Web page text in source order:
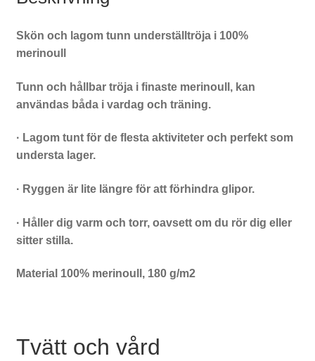
Skön och lagom tunn underställtröja i 100%
merinoull
Tunn och hållbar tröja i finaste merinoull, kan
användas båda i vardag och träning.
· Lagom tunt för de flesta aktiviteter och perfekt som
understa lager.
· Ryggen är lite längre för att förhindra glipor.
· Håller dig varm och torr, oavsett om du rör dig eller
sitter stilla.
Material 100% merinoull, 180 g/m2
Tvätt och vård